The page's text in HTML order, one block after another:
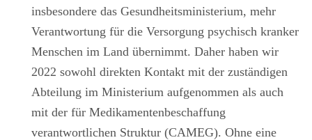
insbesondere das Gesundheitsministerium, mehr
Verantwortung für die Versorgung psychisch kranker
Menschen im Land übernimmt. Daher haben wir
2022 sowohl direkten Kontakt mit der zuständigen
Abteilung im Ministerium aufgenommen als auch
mit der für Medikamentenbeschaffung
verantwortlichen Struktur (CAMEG). Ohne eine